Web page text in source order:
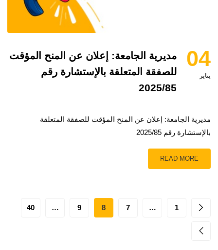
04
يناير
مديرية الجامعة: إعلان عن المنح المؤقت
للصفقة المتعلقة بالإستشارة رقم
2025/85
مديرية الجامعة: إعلان عن المنح المؤقت للصفقة المتعلقة
بالإستشارة رقم 2025/85
READ MORE
1
…
7
8
9
…
40